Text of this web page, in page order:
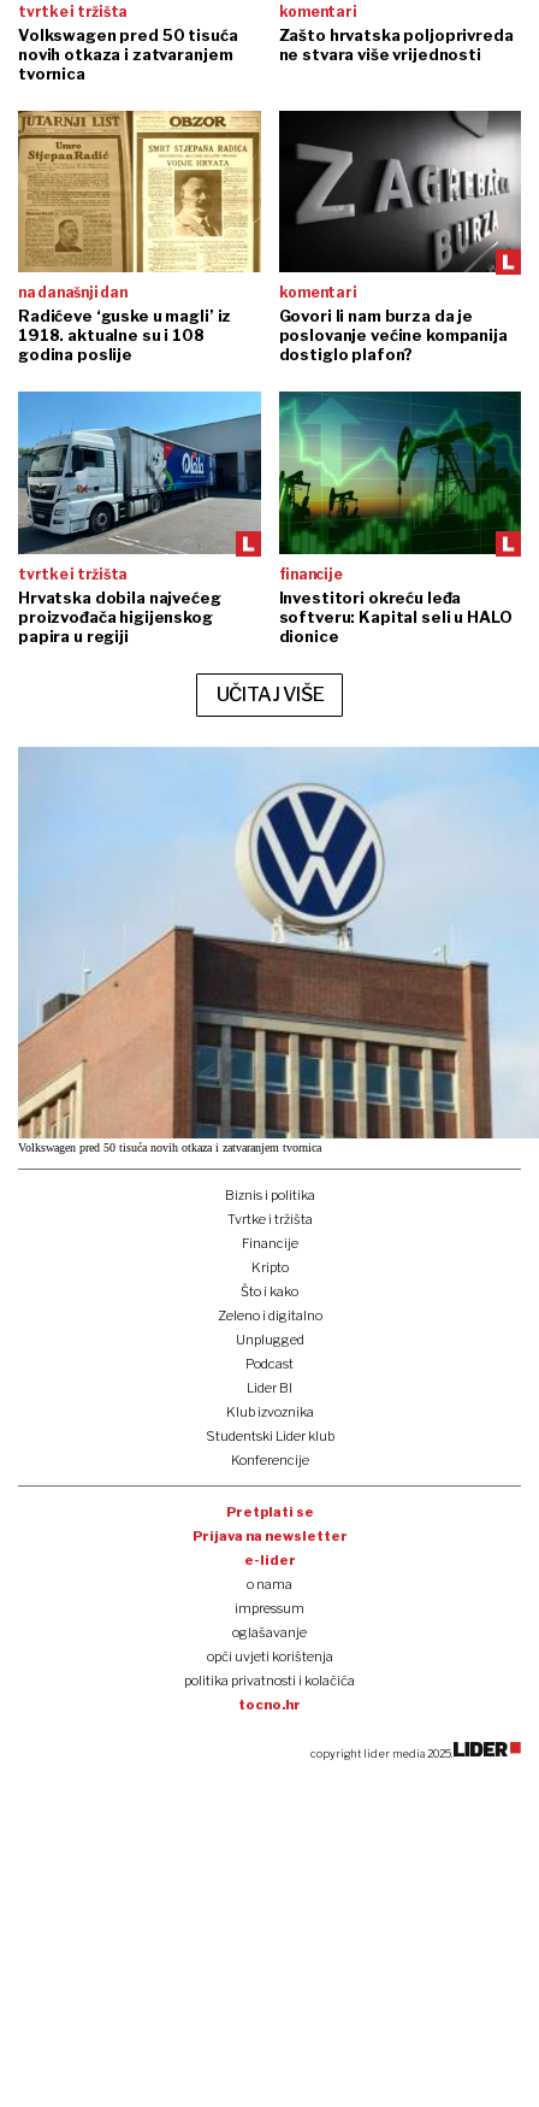
tvrtke i tržišta
Volkswagen pred 50 tisuća
novih otkaza i zatvaranjem
tvornica
komentari
Zašto hrvatska poljoprivreda
ne stvara više vrijednosti
na današnji dan
Radićeve ‘guske u magli’ iz
1918. aktualne su i 108
godina poslije
komentari
Govori li nam burza da je
poslovanje većine kompanija
dostiglo plafon?
tvrtke i tržišta
Hrvatska dobila najvećeg
proizvođača higijenskog
papira u regiji
financije
Investitori okreću leđa
softveru: Kapital seli u HALO
dionice
UČITAJ VIŠE
Volkswagen pred 50 tisuća novih otkaza i zatvaranjem tvornica
Biznis i politika
Tvrtke i tržišta
Financije
Kripto
Što i kako
Zeleno i digitalno
Unplugged
Podcast
Lider BI
Klub izvoznika
Studentski Lider klub
Konferencije
Pretplati se
Prijava na newsletter
e-lider
o nama
impressum
oglašavanje
opći uvjeti korištenja
politika privatnosti i kolačića
tocno.hr
copyright lider media 2025.